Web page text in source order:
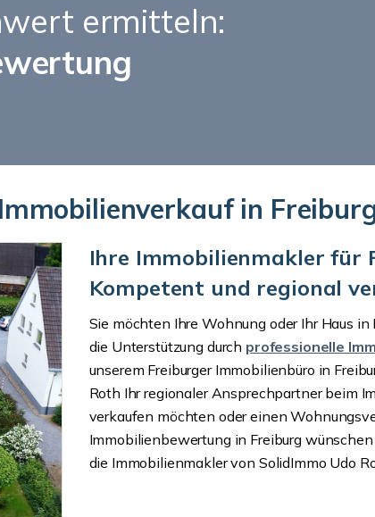
ermitteln:
in
Ihre Immobilienmakler für
Kompetent und regional
Sie möchten Ihre Wohnung oder Ihr Haus in
die Unterstützung durch professionelle
unserem Freiburger Immobilienbüro in
Roth Ihr regionaler Ansprechpartner beim
verkaufen möchten oder einen
Immobilienbewertung in Freiburg
die Immobilienmakler von SolidImmo Udo